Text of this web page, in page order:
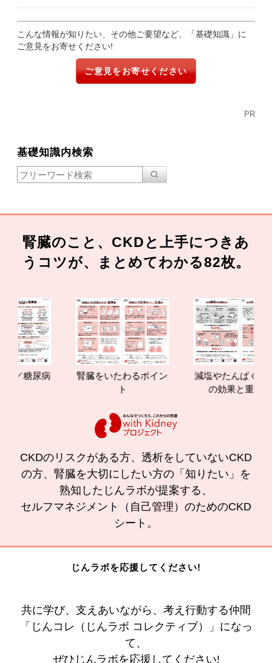
こんな情報が知りたい、その他ご要望など、「基礎知識」に
ご意見をお寄せください!
ご意見をお寄せください
PR
基礎知識内検索
腎臓のこと、CKDと上手につきあ
うコツが、まとめてわかる82枚。
腎臓をいたわるポイン
減塩やたんぱく質管理
の効果と重要性
CKDのリスクがある方、透析をしていないCKD
の方、腎臓を大切にしたい方の「知りたい」を
熟知したじんラボが提案する、
セルフマネジメント（自己管理）のためのCKD
シート。
じんラボを応援してください!
共に学び、支えあいながら、考え行動する仲間
「じんコレ（じんラボ コレクティブ）」になっ
て、
ぜひじんラボを応援してください!